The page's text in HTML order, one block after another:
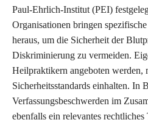
Paul-Ehrlich-Institut (PEI)
Organisationen bringen
heraus, um die Sicherheit der
Diskriminierung zu vermeiden.
Heilpraktikern angeboten werden,
Sicherheitsstandards einhalten. In
Verfassungsbeschwerden im
ebenfalls ein relevantes